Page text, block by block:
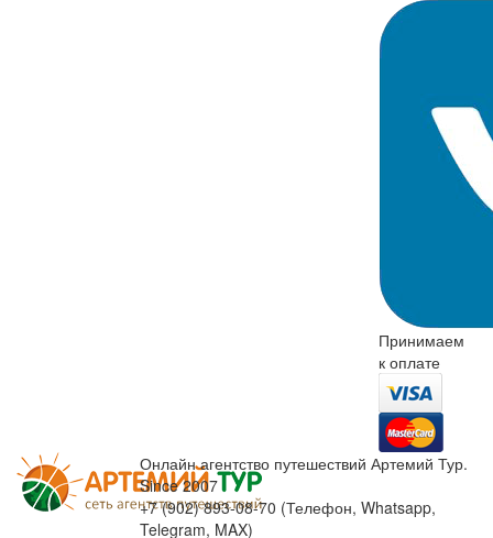
Принимаем
к оплате
Онлайн агентство путешествий Артемий Тур.
Since 2007
+7 (902) 893-08-70 (Телефон, Whatsapp,
Telegram, MAX)